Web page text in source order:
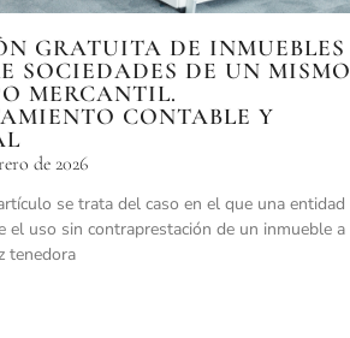
GRATUITA DE INMUEBLES
SOCIEDADES DE UN MISMO
MERCANTIL.
CONTABLE Y
de 2026
se trata del caso en el que una entidad
el uso sin contraprestación de un inmueble a
tenedora